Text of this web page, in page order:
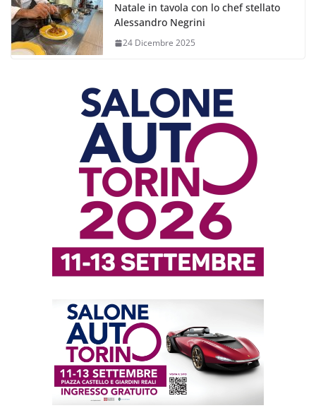
Natale in tavola con lo chef stellato
Alessandro Negrini
24 Dicembre 2025